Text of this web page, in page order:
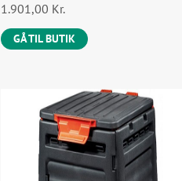
1.901,00 Kr.
GÅ TIL BUTIK